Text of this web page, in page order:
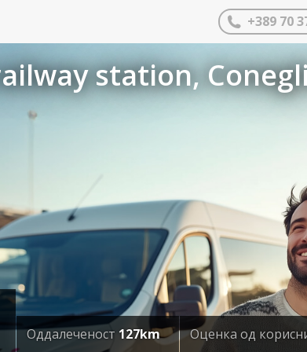
+389 70
station,
Оддалеченост 127km Оценка од